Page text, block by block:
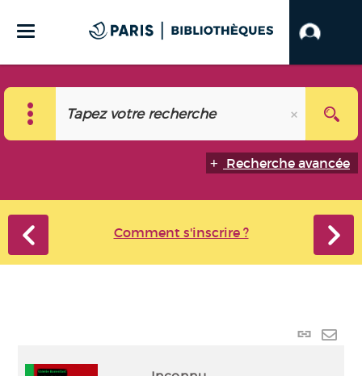
Recherche avancée
Comment s'inscrire ?
Lien